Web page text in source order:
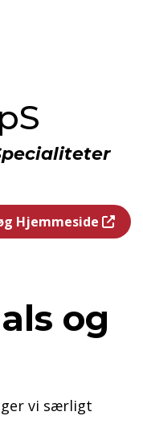
Hjemmeside
og
vi særligt